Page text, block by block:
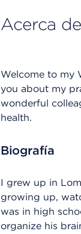
Acerca
Welcome to my
you about my
wonderful
health.
Biografía
I grew up in
growing up,
was in high
organize his